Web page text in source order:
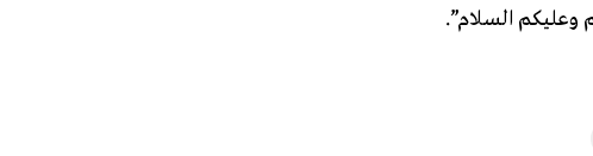
وعليكم السلام”.